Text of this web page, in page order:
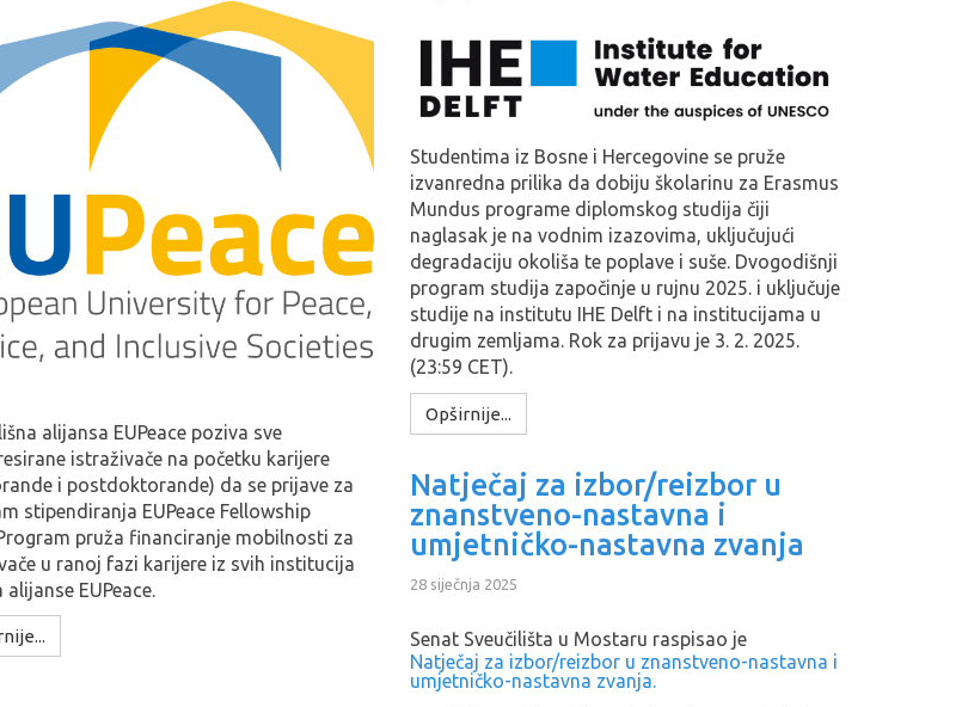
alijansa EUPeace poziva sve
istraživače na početku karijere
i postdoktorande) da se prijave za
stipendiranja EUPeace Fellowship
pruža financiranje mobilnosti za
u ranoj fazi karijere iz svih institucija
alijanse EUPeace.
Studentima iz Bosne i Hercegovine se pruže
izvanredna prilika da dobiju školarinu za Erasmus
Mundus programe diplomskog studija čiji
naglasak je na vodnim izazovima, uključujući
degradaciju okoliša te poplave i suše. Dvogodišnji
program studija započinje u rujnu 2025. i uključuje
studije na institutu IHE Delft i na institucijama u
drugim zemljama. Rok za prijavu je 3. 2. 2025.
(23:59 CET).
Opširnije...
Natječaj za izbor/reizbor u
znanstveno-nastavna i
umjetničko-nastavna zvanja
28 siječnja 2025
Senat Sveučilišta u Mostaru raspisao je
Natječaj za izbor/reizbor u znanstveno-nastavna i
umjetničko-nastavna zvanja.